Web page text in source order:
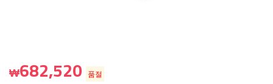
₩682,520 품절